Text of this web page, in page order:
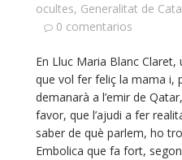
ocultes, Generalitat de
0 comentarios
En Lluc Maria Blanc
que vol fer feliç la mama i,
demanarà a l’emir de
favor, que l’ajudi a fer
saber de què parlem, ho
Embolica que fa fort,